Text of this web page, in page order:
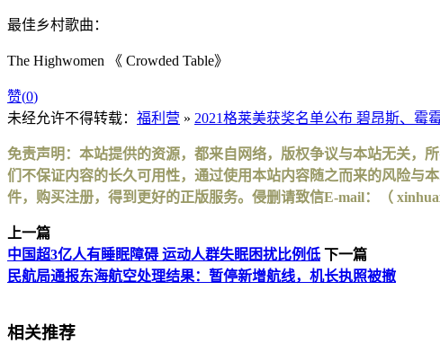
最佳乡村歌曲：
The Highwomen 《 Crowded Table》
赞(0)
未经允许不得转载： 福利营 » 2021格莱美获奖名单公布 碧昂斯、霉
免责声明：本站提供的资源，都来自网络，版权争议与本站无关，
们不保证内容的长久可用性，通过使用本站内容随之而来的风险与
件，购买注册，得到更好的正版服务。侵删请致信E-mail：（
上一篇
中国超3亿人有睡眠障碍 运动人群失眠困扰比例低 下一篇
民航局通报东海航空处理结果：暂停新增航线，机长执照被撤
相关推荐